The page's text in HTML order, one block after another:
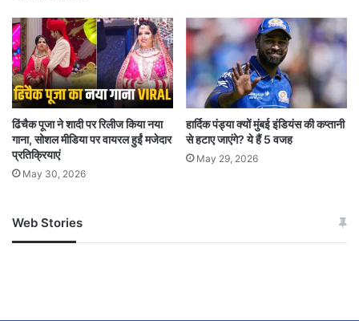
नेशनल अवार्ड भी मिले। मनोज कुमार की अदाकारी और
योगदान को हमेशा याद किया जाएगा, और उनकी फिल्मों का
असर हमेशा दर्शकों पर बना रहेगा।
अंतिम विदाई फिल्मी सितारे मनोज कुमार
श्रद्धांजलि
ढिंचैक पूजा ने शादी पर रिलीज किया नया
गाना, सोशल मीडिया पर वायरल हुईं मजेदार
प्रतिक्रियाएं
May 30, 2026
हार्दिक पंड्या क्यों मुंबई इंडियंस की कप्तानी
से हटाए जाएंगे? ये हैं 5 वजह
May 29, 2026
Web Stories
जम्मू-कश्मीर में बारिश से
अपडेट
खाई में धक्का… आरोपियों ने